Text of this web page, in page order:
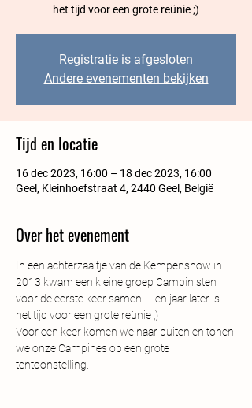
het tijd voor een grote reünie ;)
Registratie is afgesloten
Andere evenementen bekijken
Tijd en locatie
16 dec 2023, 16:00 – 18 dec 2023, 16:00
Geel, Kleinhoefstraat 4, 2440 Geel, België
Over het evenement
In een achterzaaltje van de Kempenshow in
2013 kwam een kleine groep Campinisten
voor de eerste keer samen. Tien jaar later is
het tijd voor een grote reünie ;)
Voor een keer komen we naar buiten en tonen
we onze Campines op een grote
tentoonstelling.